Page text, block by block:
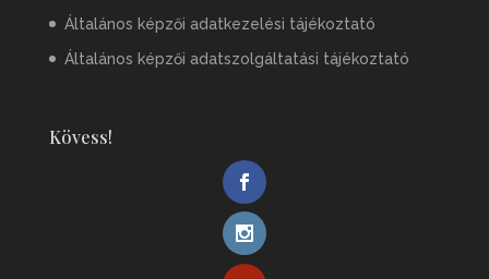
Általános képzői adatkezelési tájékoztató
Általános képzői adatszolgáltatási tájékoztató
Kövess!